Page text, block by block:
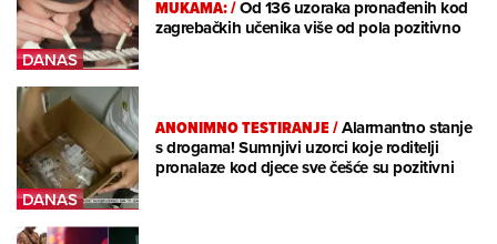
MUKAMA:/Od 136 uzoraka pronađenih kod
zagrebačkih učenika više od pola pozitivno
ANONIMNO TESTIRANJE/Alarmantno stanje
s drogama! Sumnjivi uzorci koje roditelji
pronalaze kod djece sve češće su pozitivni